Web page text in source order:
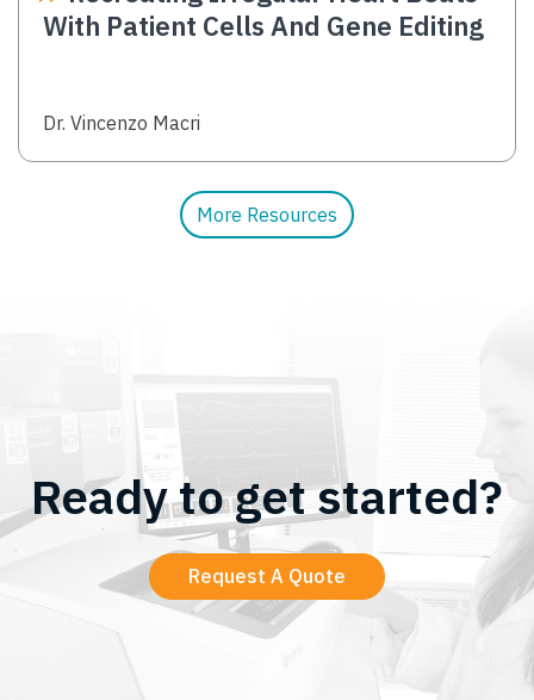
With Patient Cells And Gene Editing
Authors
Dr. Vincenzo Macri
More Resources
Ready to get started?
Request A Quote